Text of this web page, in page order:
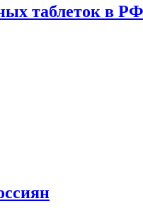
таблеток в РФ